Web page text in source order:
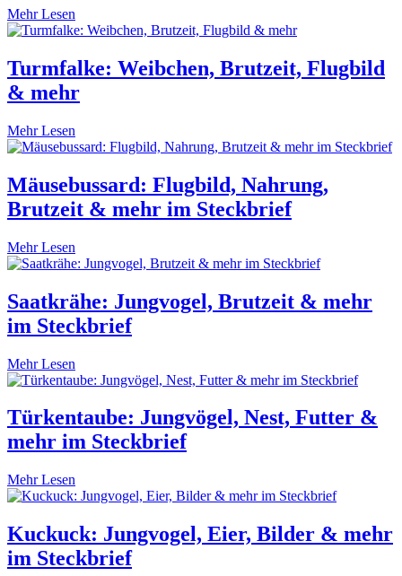
Mehr Lesen
Turmfalke: Weibchen, Brutzeit, Flugbild
& mehr
Mehr Lesen
Mäusebussard: Flugbild, Nahrung,
Brutzeit & mehr im Steckbrief
Mehr Lesen
Saatkrähe: Jungvogel, Brutzeit & mehr
im Steckbrief
Mehr Lesen
Türkentaube: Jungvögel, Nest, Futter &
mehr im Steckbrief
Mehr Lesen
Kuckuck: Jungvogel, Eier, Bilder & mehr
im Steckbrief